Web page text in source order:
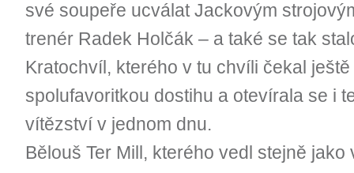
své soupeře ucválat Jackovým
trenér Radek Holčák – a také se tak
Kratochvíl, kterého v tu chvíli čekal
spolufavoritkou dostihu a otevírala se i
vítězství v jednom dnu.
Bělouš Ter Mill, kterého vedl stejně